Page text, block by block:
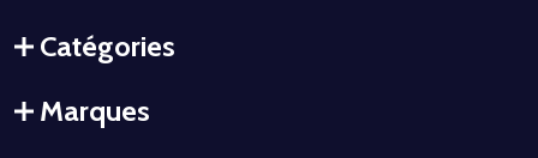
Catégories
Marques